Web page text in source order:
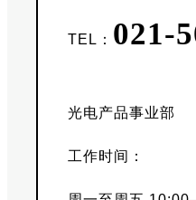
TEL： 021-
光电产品事业部
工作时间：